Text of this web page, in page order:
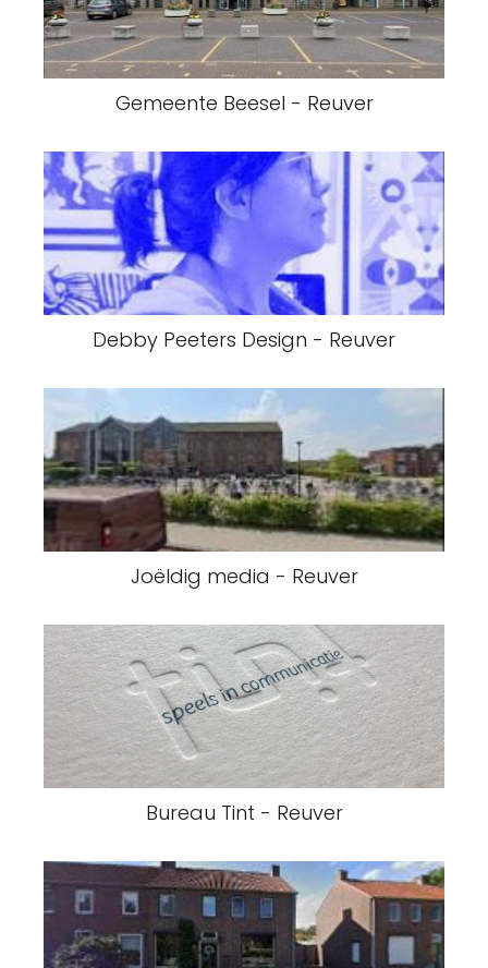
Gemeente Beesel - Reuver
Debby Peeters Design - Reuver
Joëldig media - Reuver
Bureau Tint - Reuver